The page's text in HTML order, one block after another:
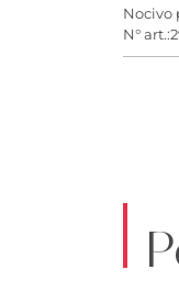
Nocivo
N°